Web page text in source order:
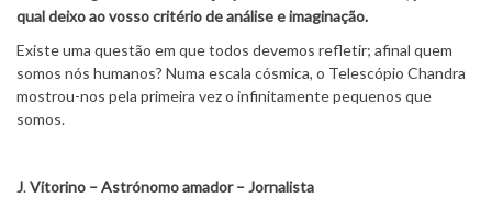
qual deixo ao vosso critério de análise e imaginação.
Existe uma questão em que todos devemos refletir; afinal quem
somos nós humanos? Numa escala cósmica, o Telescópio Chandra
mostrou-nos pela primeira vez o infinitamente pequenos que
somos.
J.Vitorino –Astrónomo amador – Jornalista